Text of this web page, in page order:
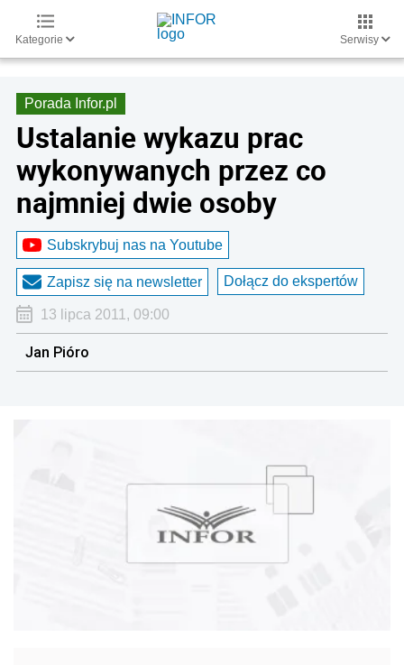
Kategorie Serwisy
Porada Infor.pl
Ustalanie wykazu prac
wykonywanych przez co
najmniej dwie osoby
Subskrybuj nas na Youtube
Zapisz się na newsletter Dołącz do ekspertów
13 lipca 2011, 09:00
Jan Pióro